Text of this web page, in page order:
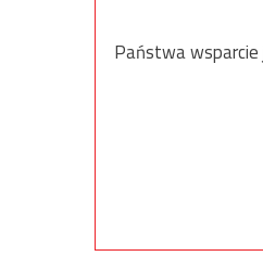
Państwa wsparcie